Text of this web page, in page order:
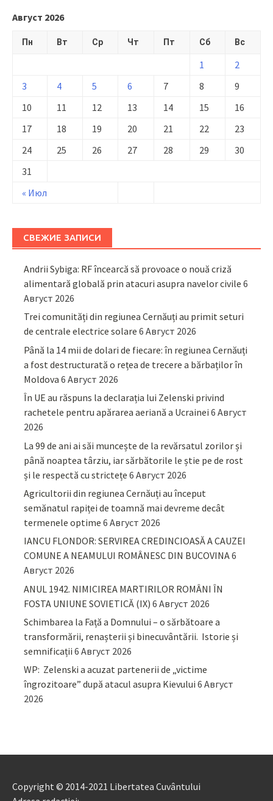
Август 2026
Пн Вт Ср Чт Пт Сб Вс
« Июл
1
2
3
4 5 6 7 8
9
10
11 12 13 14 15
16
17
18 19 20 21 22
23
24
25 26 27 28 29
30
31
СВЕЖИЕ ЗАПИСИ
Andrii Sybiga: RF încearcă să provoace o nouă criză
alimentară globală prin atacuri asupra navelor civile 6
Август 2026
Trei comunități din regiunea Cernăuți au primit seturi
de centrale electrice solare 6 Август 2026
Până la 14 mii de dolari de fiecare: în regiunea Cernăuți
a fost destructurată o rețea de trecere a bărbaților în
Moldova 6 Август 2026
În UE au răspuns la declarația lui Zelenski privind
rachetele pentru apărarea aeriană a Ucrainei 6 Август
2026
La 99 de ani ai săi muncește de la revărsatul zorilor și
până noaptea târziu, iar sărbătorile le știe pe de rost
și le respectă cu strictețe 6 Август 2026
Agricultorii din regiunea Cernăuți au început
semănatul rapiței de toamnă mai devreme decât
termenele optime 6 Август 2026
IANCU FLONDOR: SERVIREA CREDINCIOASĂ A CAUZEI
COMUNE A NEAMULUI ROMÂNESC DIN BUCOVINA6
Август 2026
ANUL 1942. NIMICIREA MARTIRILOR ROMÂNI ÎN
FOSTA UNIUNE SOVIETICĂ (IX) 6 Август 2026
Schimbarea la Față a Domnului – o sărbătoare a
transformării, renașterii și binecuvântării. Istorie și
semnificații 6 Август 2026
WP: Zelenski a acuzat partenerii de „victime
îngrozitoare” după atacul asupra Kievului 6 Август
2026
Copyright © 2014-2021 Libertatea Cuvântului